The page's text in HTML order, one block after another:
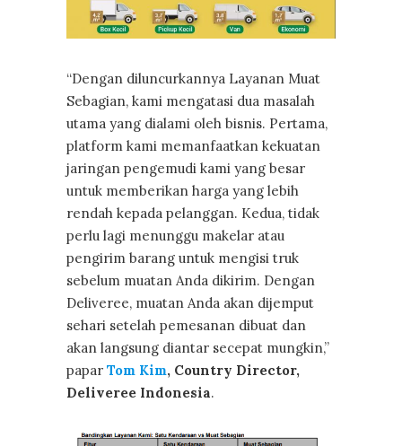
“Dengan diluncurkannya Layanan Muat
Sebagian, kami mengatasi dua masalah
utama yang dialami oleh bisnis. Pertama,
platform kami memanfaatkan kekuatan
jaringan pengemudi kami yang besar
untuk memberikan harga yang lebih
rendah kepada pelanggan. Kedua, tidak
perlu lagi menunggu makelar atau
pengirim barang untuk mengisi truk
sebelum muatan Anda dikirim. Dengan
Deliveree, muatan Anda akan dijemput
sehari setelah pemesanan dibuat dan
akan langsung diantar secepat mungkin,”
papar Tom Kim, Country Director,
Deliveree Indonesia.